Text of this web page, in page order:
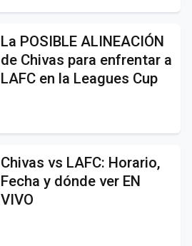
La POSIBLE ALINEACIÓN
de Chivas para enfrentar a
LAFC en la Leagues Cup
Chivas vs LAFC: Horario,
Fecha y dónde ver EN
VIVO